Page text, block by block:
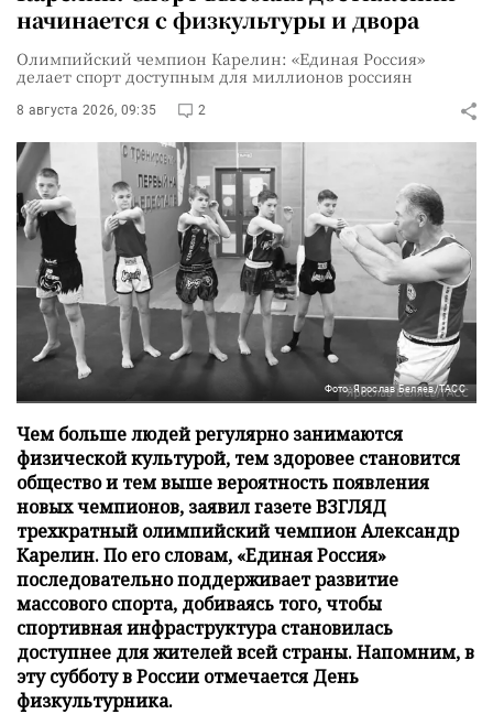
начинается с физкультуры и двора
Олимпийский чемпион Карелин: «Единая Россия»
делает спорт доступным для миллионов россиян
8 августа 2026, 09:35 2
Фото: Ярослав Беляев/ТАСС
Чем больше людей регулярно занимаются
физической культурой, тем здоровее становится
общество и тем выше вероятность появления
новых чемпионов, заявил газете ВЗГЛЯД
трехкратный олимпийский чемпион Александр
Карелин. По его словам, «Единая Россия»
последовательно поддерживает развитие
массового спорта, добиваясь того, чтобы
спортивная инфраструктура становилась
доступнее для жителей всей страны. Напомним, в
эту субботу в России отмечается День
физкультурника.